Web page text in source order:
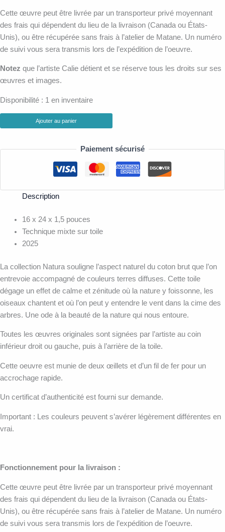
Cette œuvre peut être livrée par un transporteur privé moyennant
des frais qui dépendent du lieu de la livraison (Canada ou États-
Unis), ou être récupérée sans frais à l’atelier de Matane. Un numéro
de suivi vous sera transmis lors de l’expédition de l’oeuvre.
Notez que l’artiste Calie détient et se réserve tous les droits sur ses
œuvres et images.
Disponibilité : 1 en inventaire
Ajouter au panier
Paiement sécurisé
Description
16 x 24 x 1,5 pouces
Technique mixte sur toile
2025
La collection Natura souligne l’aspect naturel du coton brut que l’on
entrevoie accompagné de couleurs terres diffuses. Cette toile
dégage un effet de calme et zénitude où la nature y foissonne, les
oiseaux chantent et où l’on peut y entendre le vent dans la cime des
arbres. Une ode à la beauté de la nature qui nous entoure.
Toutes les œuvres originales sont signées par l’artiste au coin
inférieur droit ou gauche, puis à l’arrière de la toile.
Cette oeuvre est munie de deux œillets et d’un fil de fer pour un
accrochage rapide.
Un certificat d’authenticité est fourni sur demande.
Important : Les couleurs peuvent s’avérer légèrement différentes en
vrai.
Fonctionnement pour la livraison :
Cette œuvre peut être livrée par un transporteur privé moyennant
des frais qui dépendent du lieu de la livraison (Canada ou États-
Unis), ou être récupérée sans frais à l’atelier de Matane. Un numéro
de suivi vous sera transmis lors de l’expédition de l’oeuvre.